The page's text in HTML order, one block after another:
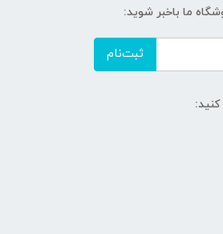
ما باخبر شوید:
ثبت‌نام